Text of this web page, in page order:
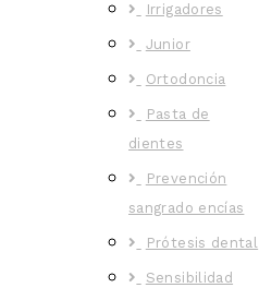
Irrigadores
Junior
Ortodoncia
Pasta de
dientes
Prevención
sangrado encías
Prótesis dental
Sensibilidad